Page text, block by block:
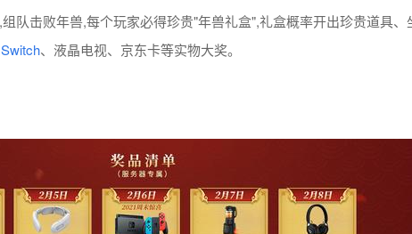
Switch抱回家
运高照(正式新服)/开荒回归、热血重燃(怀旧新服)